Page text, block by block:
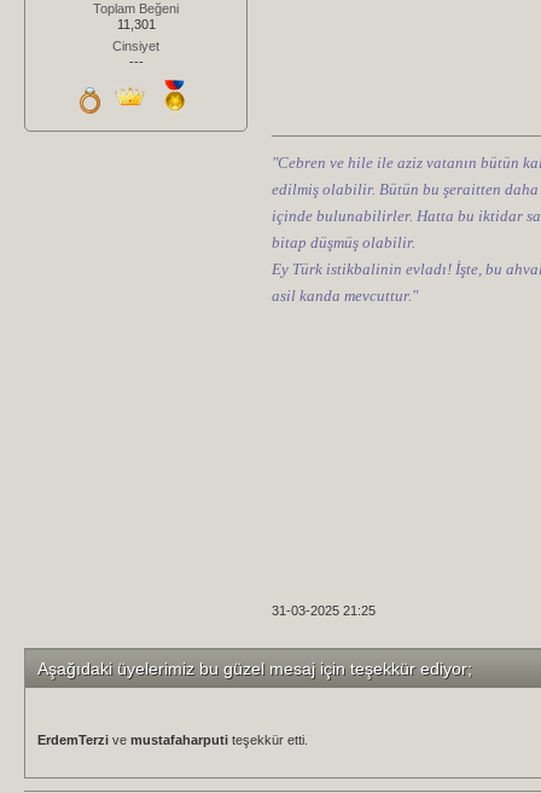
Toplam Beğeni
11,301
Cinsiyet
---
"Cebren ve hile ile aziz vatanın bütün
edilmiş olabilir. Bütün bu şeraitten
içinde bulunabilirler. Hatta bu iktidar
bitap düşmüş olabilir.
Ey Türk istikbalinin evladı! İşte, bu
asil kanda mevcuttur."
31-03-2025 21:25
Aşağıdaki üyelerimiz bu güzel mesaj için teşekkür ediyor;
ErdemTerzi ve mustafaharputi teşekkür etti.